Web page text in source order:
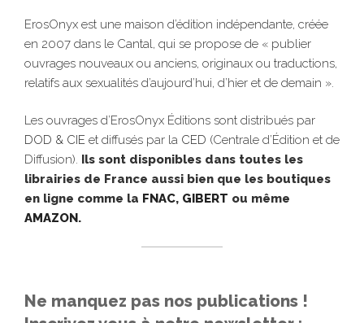
ErosOnyx est une maison d’édition indépendante, créée
en 2007 dans le Cantal, qui se propose de « publier
ouvrages nouveaux ou anciens, originaux ou traductions,
relatifs aux sexualités d’aujourd’hui, d’hier et de demain ».
Les ouvrages d’ErosOnyx Éditions sont distribués par
DOD & CIE et diffusés par la CED (Centrale d’Édition et de
Diffusion). Ils sont disponibles dans toutes les
librairies de France aussi bien que les boutiques
en ligne comme la FNAC, GIBERT ou même
AMAZON.
Ne manquez pas nos publications !